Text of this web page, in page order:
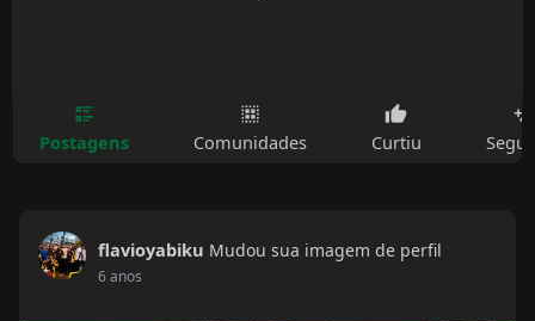
Postagens Comunidades Curtiu
flavioyabiku Mudou sua imagem de perfil
6 anos